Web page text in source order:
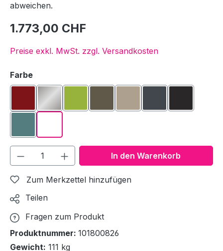
abweichen.
1.773,00 CHF
Preise exkl. MwSt. zzgl. Versandkosten
Farbeauswählen
Produkt Anzahl: Gib denIn den Warenkorb
Zum Merkzettel hinzufügen
Teilen
Fragen zum Produkt
Produktnummer: 101800826
Gewicht: 111 kg